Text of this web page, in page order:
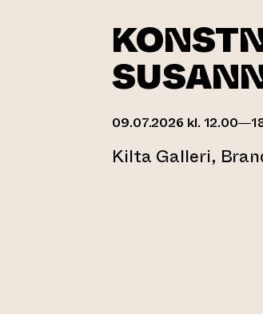
09.07.2026 kl.
Kilta Galleri,